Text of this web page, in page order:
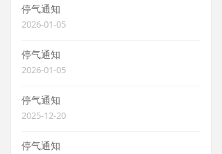
停气通知
2026-01-05
停气通知
2026-01-05
停气通知
2025-12-20
停气通知